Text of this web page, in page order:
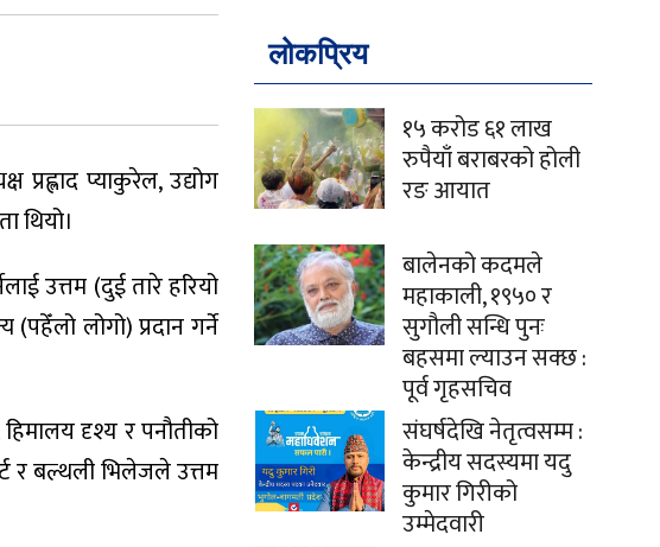
प्याकुरेल, उद्योग
थियो।
उत्तम (दुई तारे हरियो
(पहेँलो लोगो) प्रदान गर्ने
दृश्य र पनौतीको
र बल्थली भिलेजले उत्तम
लोकप्रिय
१५ करोड ६१ लाख
रुपैयाँ बराबरको होली
रङ आयात
बालेनको कदमले
महाकाली, १९५० र
सुगौली सन्धि पुनः
बहसमा ल्याउन सक्छ :
पूर्व गृहसचिव
संघर्षदेखि नेतृत्वसम्म :
केन्द्रीय सदस्यमा यदु
कुमार गिरीको
उम्मेदवारी